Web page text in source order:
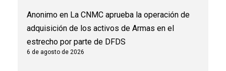
Anonimo en La CNMC aprueba la operación de
adquisición de los activos de Armas en el
estrecho por parte de DFDS
6 de agosto de 2026